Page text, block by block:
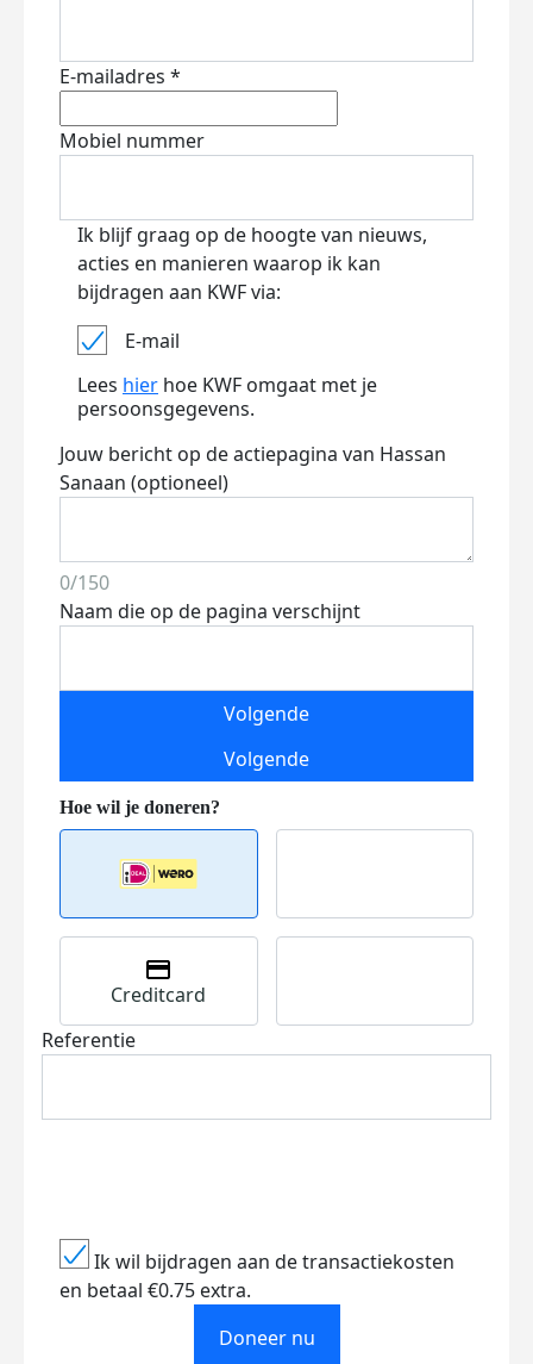
E-mailadres *
Mobiel nummer
Ik blijf graag op de hoogte van nieuws,
acties en manieren waarop ik kan
bijdragen aan KWF via:
E-mail
Lees hier hoe KWF omgaat met je
persoonsgegevens.
Jouw bericht op de actiepagina van Hassan
Sanaan (optioneel)
0/150
Naam die op de pagina verschijnt
Volgende
Volgende
Creditcard
Referentie
Ik wil bijdragen aan de transactiekosten
en betaal €0.75 extra.
Doneer nu